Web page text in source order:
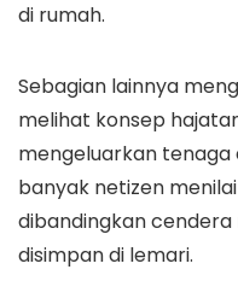
di rumah.
Sebagian lainnya
melihat konsep
mengeluarkan
banyak netizen
dibandingkan
disimpan di lemari.